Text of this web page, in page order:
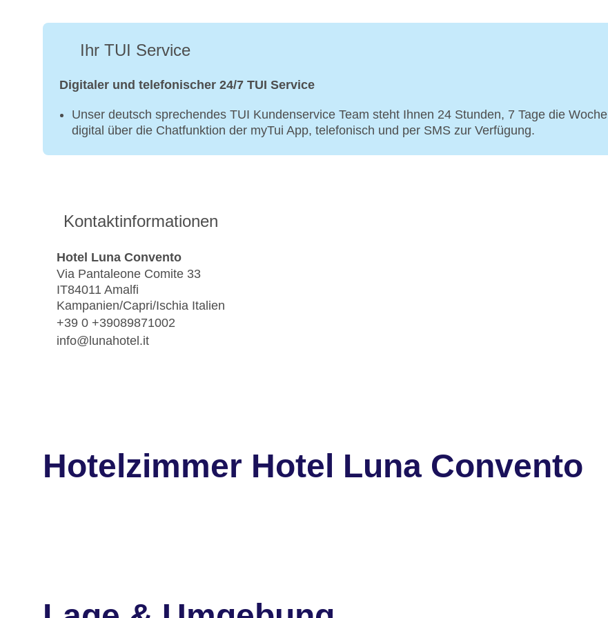
Ihr TUI Service
Digitaler und telefonischer 24/7 TUI Service
Unser deutsch sprechendes TUI Kundenservice Team steht Ihnen 24 Stunden, 7 Tage die Woche
digital über die Chatfunktion der myTui App, telefonisch und per SMS zur Verfügung.
Kontaktinformationen
Hotel Luna Convento
Via Pantaleone Comite 33
IT84011 Amalfi
Kampanien/Capri/Ischia Italien
+39 0 +39089871002
info@lunahotel.it
Hotelzimmer Hotel Luna Convento